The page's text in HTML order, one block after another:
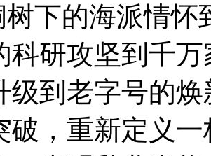
树下的海派情
科研攻坚到千
级到老字号的
破，重新定义